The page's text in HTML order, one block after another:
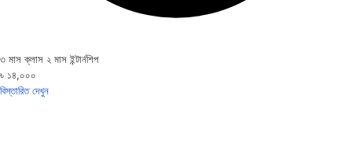
৩ মাস ক্লাস ২ মাস ইন্টার্নশিপ
৳ ১৪,০০০
বিস্তারিত দেখুন